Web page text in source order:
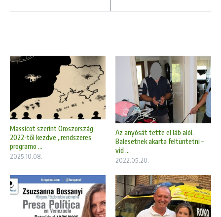
Massicot szerint Oroszország
2022-től kezdve „rendszeres
programo ...
2025.10.08.
Az anyósát tette el láb alól.
Balesetnek akarta feltüntetni –
vid ...
2022.05.20.